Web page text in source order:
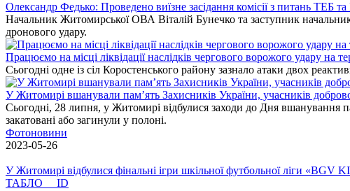
Олександр Федько: Проведено виїзне засідання комісії з питань ТЕБ
Начальник Житомирської ОВА Віталій Бунечко та заступник
дронового удару.
Працюємо на місці ліквідації наслідків чергового ворожого удару на
Сьогодні одне із сіл Коростенського району зазнало атаки двох
У Житомирі вшанували пам’ять Захисників України, учасників
Сьогодні, 28 липня, у Житомирі відбулися заходи до Дня вшанування
закатовані або загинули у полоні.
Фотоновини
2023-05-26
У Житомирі відбулися фінальні ігри шкільної футбольної ліги «BGV
ТАБЛО ID